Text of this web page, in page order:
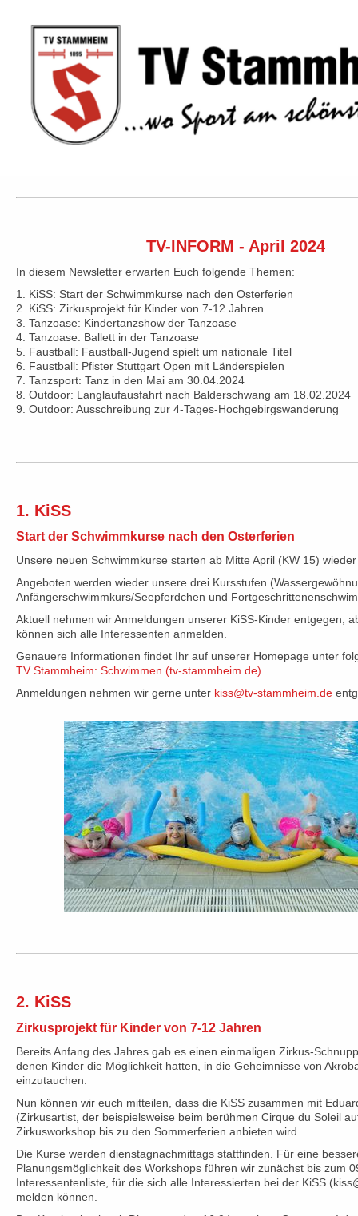
TV-INFORM - April 2024
In diesem Newsletter erwarten Euch folgende Themen:
1. KiSS: Start der Schwimmkurse nach den Osterferien
2. KiSS: Zirkusprojekt für Kinder von 7-12 Jahren
3. Tanzoase: Kindertanzshow der Tanzoase
4. Tanzoase: Ballett in der Tanzoase
5. Faustball: Faustball-Jugend spielt um nationale Titel
6. Faustball: Pfister Stuttgart Open mit Länderspielen
7. Tanzsport: Tanz in den Mai am 30.04.2024
8. Outdoor: Langlaufausfahrt nach Balderschwang am 18.02.2024
9. Outdoor: Ausschreibung zur 4-Tages-Hochgebirgswanderung
1. KiSS
Start der Schwimmkurse nach den Osterferien
Unsere neuen Schwimmkurse starten ab Mitte April (KW 15)
Angeboten werden wieder unsere drei Kursstufen
Anfängerschwimmkurs/Seepferdchen und
Aktuell nehmen wir Anmeldungen unserer KiSS-Kinder entgegen,
können sich alle Interessenten anmelden.
Genauere Informationen findet Ihr auf unserer Homepage unter
TV Stammheim: Schwimmen (tv-stammheim.de)
Anmeldungen nehmen wir gerne unter kiss@tv-stammheim.de
2. KiSS
Zirkusprojekt für Kinder von 7-12 Jahren
Bereits Anfang des Jahres gab es einen einmaligen Zirkus-
denen Kinder die Möglichkeit hatten, in die Geheimnisse von
einzutauchen.
Nun können wir euch mitteilen, dass die KiSS zusammen mit
(Zirkusartist, der beispielsweise beim berühmen Cirque du Soleil
Zirkusworkshop bis zu den Sommerferien anbieten wird.
Die Kurse werden dienstagnachmittags stattfinden. Für eine
Planungsmöglichkeit des Workshops führen wir zunächst bis zum
Interessentenliste, für die sich alle Interessierten bei der KiSS
melden können.